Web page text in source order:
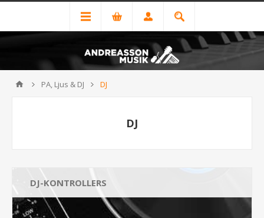
PA, Ljus & DJ DJ
DJ
DJ-KONTROLLERS